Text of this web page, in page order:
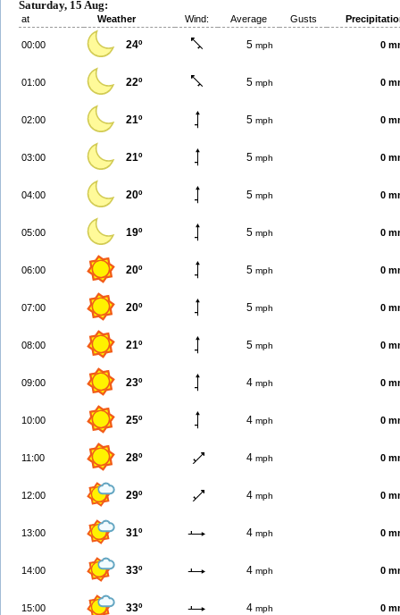
Saturday, 15 Aug:
at Weather Wind: Average Gusts
00:00 24º 5 mph 0
01:00 22º 5 mph 0
02:00 21º 5 mph 0
03:00 21º 5 mph 0
04:00 20º 5 mph 0
05:00 19º 5 mph 0
06:00 20º 5 mph 0
07:00 20º 5 mph 0
08:00 21º 5 mph 0
09:00 23º 4 mph 0
10:00 25º 4 mph 0
11:00 28º 4 mph 0
12:00 29º 4 mph 0
13:00 31º 4 mph 0
14:00 33º 4 mph 0
15:00 33º 4 mph 0